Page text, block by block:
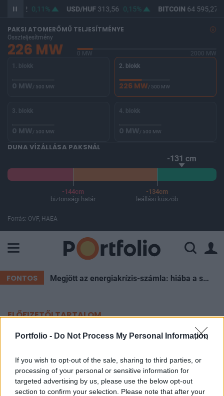
Portfolio - Do Not Process My Personal Information
If you wish to opt-out of the sale, sharing to third parties, or
processing of your personal or sensitive information for
targeted advertising by us, please use the below opt-out
section to confirm your selection. Please note that after your
362,12 0,11% USD/HUF313,56 0,15% BITCOIN 64 595,27
PAKSI ATOMERŐMŰ TELJESÍTMÉNYE
Összteljesítmény
226 MW 0 MW
2000 MW
1. blokk
0 MW/ 500 MW
2. blokk
226 MW/ 500 MW
3. blokk
0 MW/ 500 MW
4. blokk
0 MW/ 500 MW
DUNA VÍZÁLLÁSA PAKSNÁL
-131 cm
-144cm
biztonsági határ
-134cm
leállási küszöb
Forrás: OVF, HAEA
FONTOS Megjött az energiakrízis-számla: hiába a spórolás, súlyos forintokat éget el az ország esténként
ELŐFIZETŐI TARTALOM
Nagy szerencséje volt az ukrán
katonáknak: az utolsó pillanatban
sikerült elintézni az orosz rakéta-
sorozatvetőt